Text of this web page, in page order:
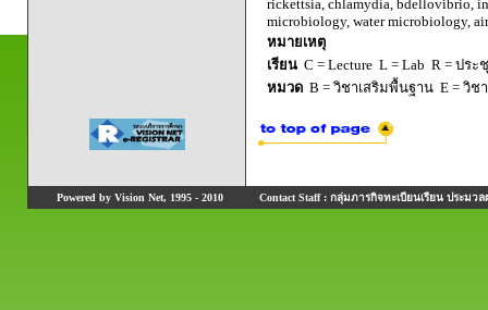
rickettsia, chlamydia, bdellovibrio,
microbiology, water microbiology,
หมายเหตุ
เรียน C = Lecture L = Lab R = ประ
หมวด B = วิชาเสริมพื้นฐาน E = วิช
Powered by Vision Net, 1995 - 2010 Contact Staff : กลุ่มภารกิจทะเบียนเรียน ประมวล